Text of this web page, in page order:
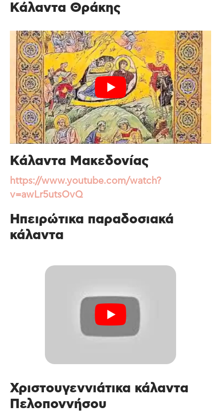
Κάλαντα Θράκης
Κάλαντα Μακεδονίας
https://www.youtube.com/watch?
v=awLr5utsOvQ
Ηπειρώτικα παραδοσιακά
κάλαντα
Χριστουγεννιάτικα κάλαντα
Πελοποννήσου